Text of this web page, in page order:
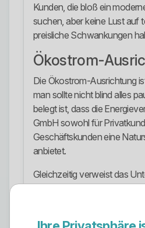
Kunden, die bloß ein
suchen, aber keine Lust auf
preisliche Schwankungen
Ökostrom-
Die Ökostrom-Ausrichtung
man sollte nicht blind alles
belegt ist, dass die
GmbH sowohl für
Geschäftskunden eine
anbietet.
Gleichzeitig verweist das